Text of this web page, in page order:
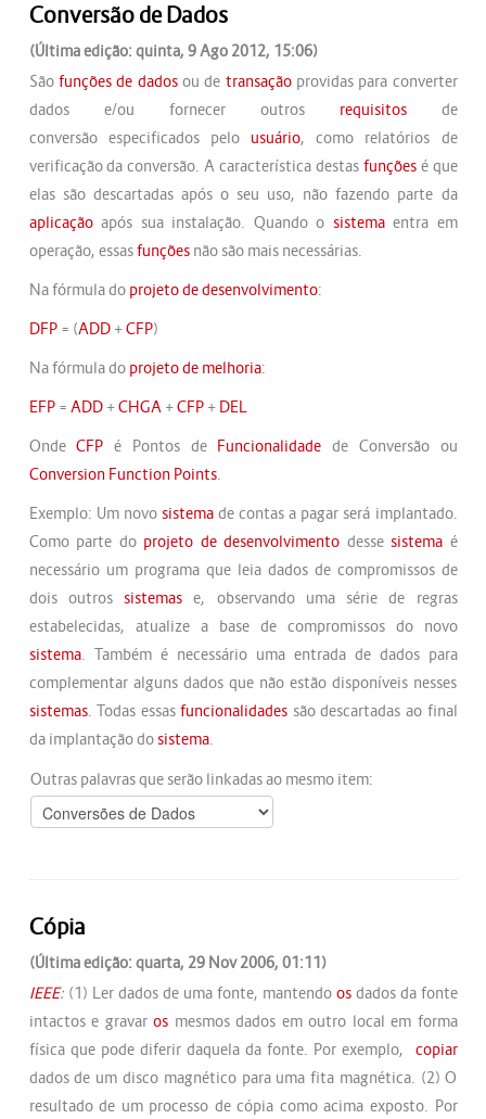
Conversão de Dados
(Última edição: quinta, 9 Ago 2012, 15:06)
São funções de dadosou de transaçãoprovidas para converter
dados e/ou fornecer outros requisitosde
conversão especificados pelo usuário, como relatórios de
verificação da conversão. A característica destas funçõesé que
elas são descartadas após o seu uso, não fazendo parte da
aplicaçãoapós sua instalação. Quando o sistemaentra em
operação, essasfunçõesnão são mais necessárias.
Na fórmula do projeto de desenvolvimento:
DFP= (ADD+CFP)
Na fórmula do projeto de melhoria:
EFP= ADD+CHGA+CFP+ DEL
OndeCFP é Pontos de Funcionalidade de Conversão ou
Conversion Function Points.
Exemplo: Um novo sistemade contas a pagar será implantado.
Como parte do projeto de desenvolvimento desse sistema é
necessário um programa que leia dados de compromissos de
dois outros sistemas e, observando uma série de regras
estabelecidas, atualize a base de compromissos do novo
sistema. Também é necessário uma entrada de dados para
complementar alguns dados que não estão disponíveis nesses
sistemas. Todas essasfuncionalidades são descartadas ao final
da implantação dosistema.
Outras palavras que serão linkadas ao mesmo item:
Cópia
(Última edição: quarta, 29 Nov 2006, 01:11)
IEEE: (1) Ler dados de uma fonte, mantendo osdados da fonte
intactos e gravar os mesmos dados em outro local em forma
física que pode diferir daquela da fonte. Por exemplo, copiar
dados de um disco magnético para uma fita magnética. (2) O
resultado de um processo de cópia como acima exposto. Por